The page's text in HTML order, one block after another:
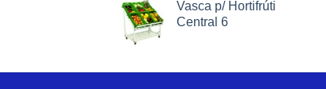
Vasca p/ Hortifrúti
Central 6